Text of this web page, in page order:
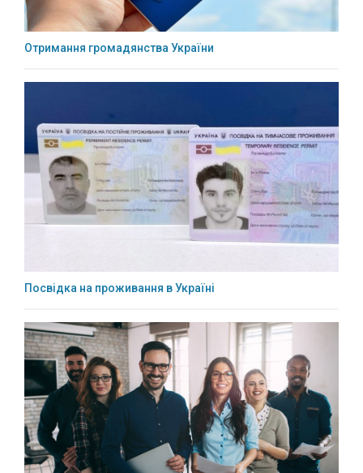
Отримання громадянства України
Посвідка на проживання в Україні